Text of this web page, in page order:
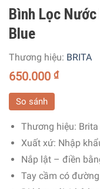
Bình Lọc
Blue
Thương hiệu: BRITA
650.000 ₫
So sánh
Thương hiệu: Brita
Xuất xứ: Nhập
Nắp lật – điền
Tay cầm có